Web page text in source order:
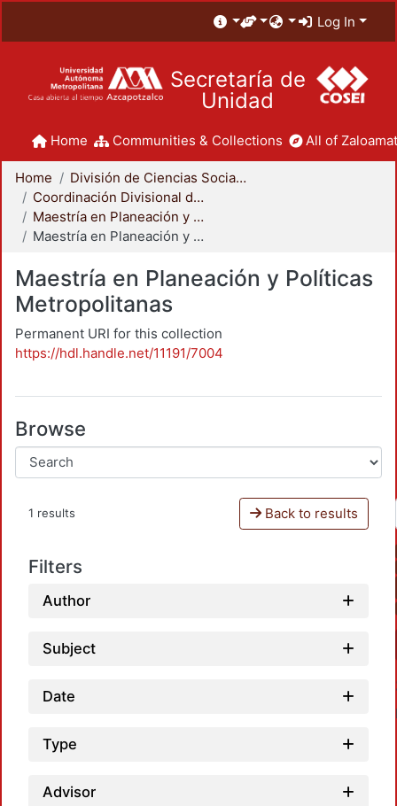
Log In
Secretaría de
Unidad
Home Communities & Collections All of
Home
División de Ciencias Sociales y Humanidades
Coordinación Divisional de Posgrado
Maestría en Planeación y Políticas Metropolitanas
Maestría en Planeación y Políticas Metropolitanas
Maestría en Planeación y Políticas
Metropolitanas
Permanent URI for this collection
https://hdl.handle.net/11191/7004
Browse
1 results Back to results
Filters
Author
Subject
Date
Type
Advisor